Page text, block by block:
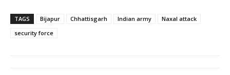
TAGS Bijapur Chhattisgarh Indian army
Naxal attack
security force